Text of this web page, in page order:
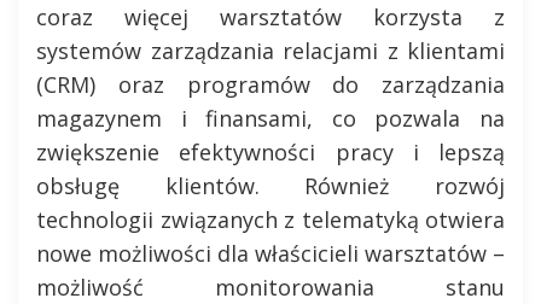
coraz więcej warsztatów korzysta z
systemów zarządzania relacjami z klientami
(CRM) oraz programów do zarządzania
magazynem i finansami, co pozwala na
zwiększenie efektywności pracy i lepszą
obsługę klientów. Również rozwój
technologii związanych z telematyką otwiera
nowe możliwości dla właścicieli warsztatów –
możliwość monitorowania stanu